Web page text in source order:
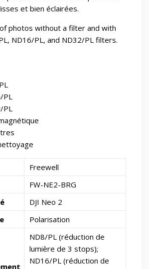
et bien éclairées.
PL
PL
Freewell
FW-NE2-BRG
DJI Neo 2
Polarisation
ND8/PL (réduction de
lumière de 3 stops);
ND16/PL (réduction de